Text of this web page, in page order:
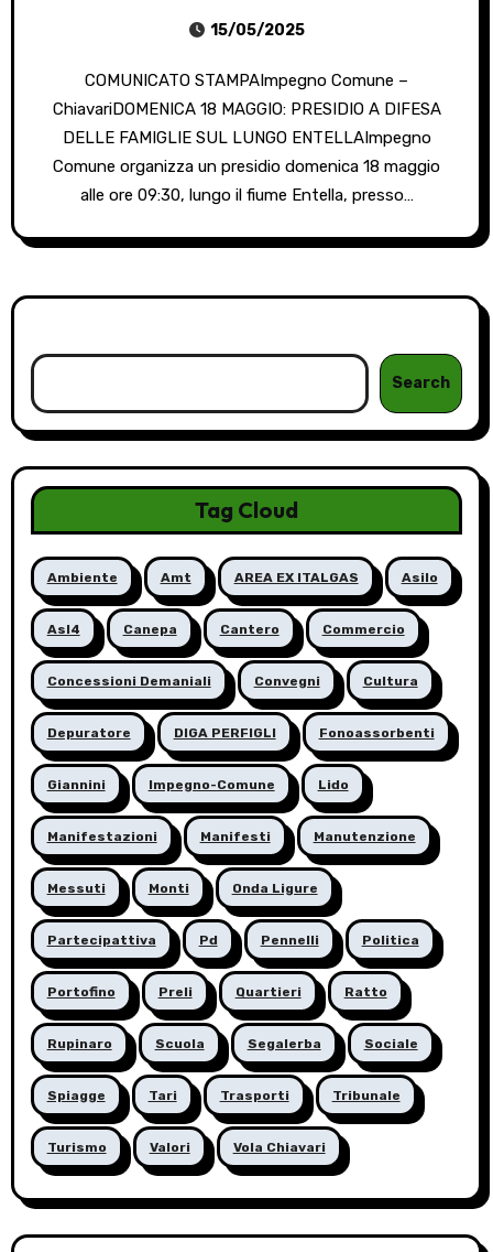
15/05/2025
COMUNICATO STAMPAImpegno Comune –
ChiavariDOMENICA 18 MAGGIO: PRESIDIO A DIFESA
DELLE FAMIGLIE SUL LUNGO ENTELLAImpegno
Comune organizza un presidio domenica 18 maggio
alle ore 09:30, lungo il fiume Entella, presso…
Search
Tag Cloud
Ambiente Amt AREA EX ITALGAS Asilo
Asl4 Canepa Cantero Commercio
Concessioni Demaniali Convegni Cultura
Depuratore DIGA PERFIGLI Fonoassorbenti
Giannini Impegno-Comune Lido
Manifestazioni Manifesti Manutenzione
Messuti Monti Onda Ligure
Partecipattiva Pd Pennelli Politica
Portofino Preli Quartieri Ratto
Rupinaro Scuola Segalerba Sociale
Spiagge Tari Trasporti Tribunale
Turismo Valori Vola Chiavari